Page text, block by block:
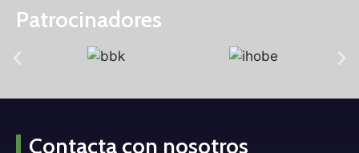
Patrocinadores
Contacta con nosotros